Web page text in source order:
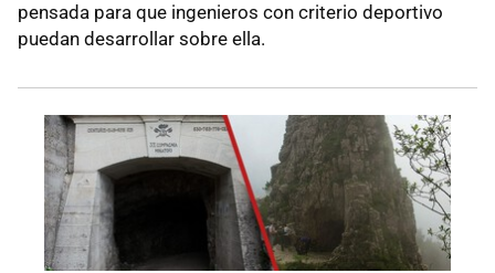
pensada para que ingenieros con criterio deportivo
puedan desarrollar sobre ella.